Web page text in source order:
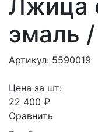
Лжица
эмаль
Артикул: 5590019
Цена за шт:
22 400 ₽
Сравнить